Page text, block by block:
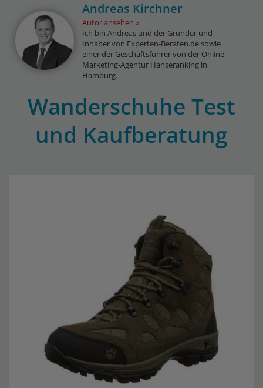
Andreas Kirchner
Autor ansehen
Ich bin Andreas und der Gründer und
Inhaber von Experten-Beraten.de sowie
einer der Geschäftsführer von der Online-
Marketing-Agentur Hanseranking in
Hamburg.
Wanderschuhe Test
und Kaufberatung